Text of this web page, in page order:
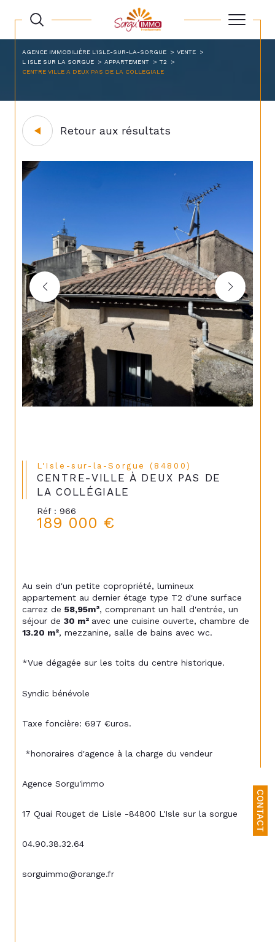
CONTACT
AGENCE IMMOBILIÈRE L'ISLE-SUR-LA-SORGUE
VENTE
L ISLE SUR LA SORGUE
APPARTEMENT
T2
CENTRE VILLE A DEUX PAS DE LA COLLEGIALE
Retour aux résultats
L'Isle-sur-la-Sorgue (84800)
CENTRE-VILLE À DEUX PAS DE
LA COLLÉGIALE
Réf : 966
189 000 €
Au sein d'un petite copropriété, lumineux
appartement au dernier étage type T2 d'une surface
carrez de 58,95m², comprenant un hall d'entrée, un
séjour de 30 m² avec une cuisine ouverte, chambre de
13.20 m², mezzanine, salle de bains avec wc.
*Vue dégagée sur les toits du centre historique.
Syndic bénévole
Taxe foncière: 697 €uros.
*honoraires d'agence à la charge du vendeur
Agence Sorgu'immo
17 Quai Rouget de Lisle -84800 L'Isle sur la sorgue
04.90.38.32.64
sorguimmo@orange.fr